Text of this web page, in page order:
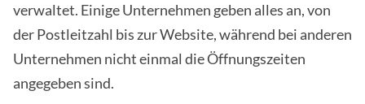
verwaltet. Einige Unternehmen geben alles an, von
der Postleitzahl bis zur Website, während bei anderen
Unternehmen nicht einmal die Öffnungszeiten
angegeben sind.